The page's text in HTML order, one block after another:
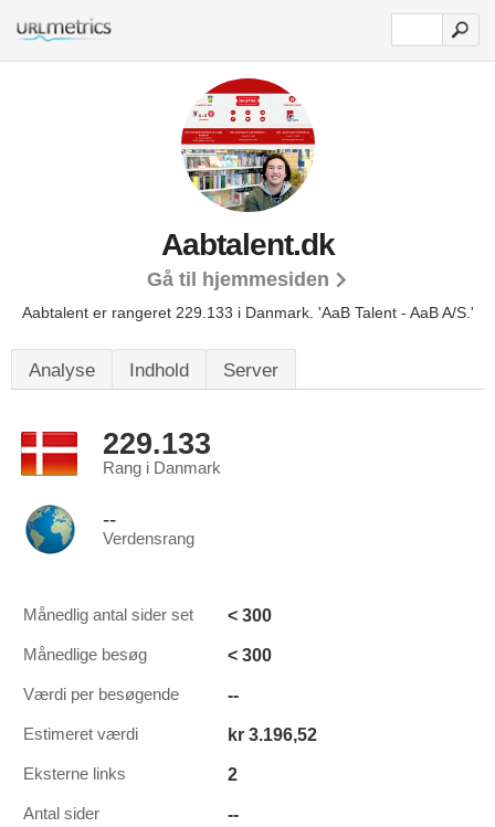
Aabtalent.dk
Gå til hjemmesiden
Aabtalent er rangeret 229.133 i Danmark. 'AaB Talent - AaB A/S.'
Analyse Indhold Server
229.133
Rang i Danmark
--
Verdensrang
Månedlig antal sider set < 300
Månedlige besøg < 300
Værdi per besøgende --
Estimeret værdi kr 3.196,52
Eksterne links 2
Antal sider --